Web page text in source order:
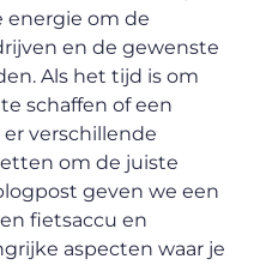
energie om de
en de gewenste
Als het tijd is om
schaffen of een
verschillende
om de juiste
geven we een
fietsaccu en
aspecten waar je